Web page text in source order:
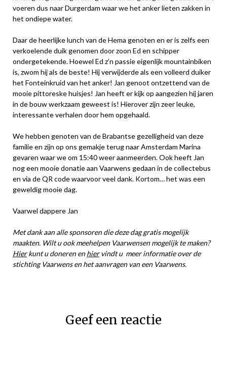
voeren dus naar Durgerdam waar we het anker lieten zakken in
het ondiepe water.
Daar de heerlijke lunch van de Hema genoten en er is zelfs een
verkoelende duik genomen door zoon Ed en schipper
ondergetekende. Hoewel Ed z’n passie eigenlijk mountainbiken
is, zwom hij als de beste! Hij verwijderde als een volleerd duiker
het Fonteinkruid van het anker! Jan genoot ontzettend van de
mooie pittoreske huisjes! Jan heeft er kijk op aangezien hij jaren
in de bouw werkzaam geweest is! Hierover zijn zeer leuke,
interessante verhalen door hem opgehaald.
We hebben genoten van de Brabantse gezelligheid van deze
familie en zijn op ons gemakje terug naar Amsterdam Marina
gevaren waar we om 15:40 weer aanmeerden. Ook heeft Jan
nog een mooie donatie aan Vaarwens gedaan in de collectebus
en via de QR code waarvoor veel dank. Kortom… het was een
geweldig mooie dag.
Vaarwel dappere Jan
Met dank aan alle sponsoren die deze dag gratis mogelijk
maakten. Wilt u ook meehelpen Vaarwensen mogelijk te maken?
Hierkunt u doneren enhiervindt u meer informatie over de
stichting Vaarwens en het aanvragen van een Vaarwens.
Geef een reactie